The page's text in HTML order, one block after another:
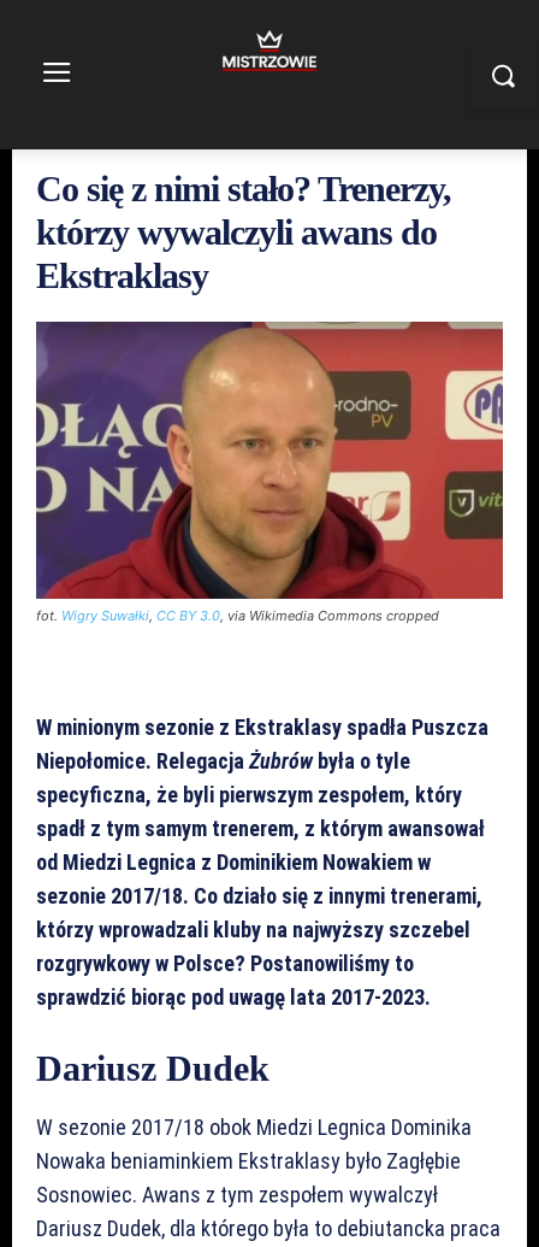
Co się z nimi stało? Trenerzy,
którzy wywalczyli awans do
Ekstraklasy
fot. Wigry Suwałki CC BY 3.0 , via Wikimedia Commons cropped
W minionym sezonie z Ekstraklasy spadła Puszcza
Niepołomice. Relegacja Żubrówbyła o tyle
specyficzna, że byli pierwszym zespołem, który
spadł z tym samym trenerem, z którym awansował
od Miedzi Legnica z Dominikiem Nowakiem w
sezonie 2017/18. Co działo się z innymi trenerami,
którzy wprowadzali kluby na najwyższy szczebel
rozgrywkowy w Polsce? Postanowiliśmy to
sprawdzić biorąc pod uwagę lata 2017-2023.
Dariusz Dudek
W sezonie 2017/18 obok Miedzi Legnica Dominika
Nowaka beniaminkiem Ekstraklasy było Zagłębie
Sosnowiec. Awans z tym zespołem wywalczył
Dariusz Dudek, dla którego była to debiutancka praca